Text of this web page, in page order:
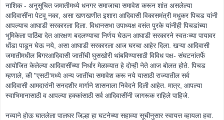
नाशिक - अनुसूचित जमातीमध्ये धनगर समाजाचा समावेश करून शांत असलेल्या
आदिवासींना पेटवू नका, असा खणखणीत इशारा आदिवासी विकासमंत्री मधुकर पिचड यांनी
आपल्याच आघाडी सरकारला दिला. विधानसभा उपाध्यक्ष वसंत पुरके यांनीही पिचडांच्या
भूमिकेला पाठिंबा देत आरक्षण बदलण्याचा निर्णय घेऊन आघाडी सरकारने स्वतःच्या पायावर
धोंडा पाडून घेऊ नये, असा आघाडी सरकारला आज घरचा आहेर दिला. खऱ्या आदिवासी
जमातीमधील बिगरआदिवासी जातींची घुसखोरी थांबविण्यासाठी विविध पक्ष- संघटनांतर्फे
आयोजित केलेल्या आदिवासींच्या निर्धार मेळाव्यात हे दोन्ही नेते आज बोलत होते. पिचड
म्हणाले, की "एसटी‘मध्ये अन्य जातींचा समावेश करू नये यासाठी राज्यातील सर्व
आदिवासी आमदारांनी सनदशीर मार्गाने शासनाला निवेदने दिली आहेत. मात्र, आपल्या
स्वाभिमानासाठी व आपल्या हक्कांसाठी सर्व आदिवासींनी जागरूक राहिले पाहिजे.
नव्याने होऊ घातलेला पालघर जिल्हा हा घटनेच्या सहाव्या सूचीनुसार स्वायत्त व्हायला हवा.